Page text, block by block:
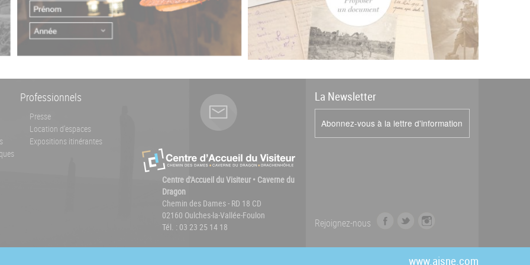
Professionnels
Presse
Location d'espaces
Expositions itinérantes
Centre d'Accueil du Visiteur • Caverne du
Dragon
Chemin des Dames - RD 18 CD
02160 Oulches-la-Vallée-Foulon
Tél. : 03 23 25 14 18
La Newsletter
Abonnez-vous à la lettre d'information
Rejoignez-nous
t
www.aisne.com